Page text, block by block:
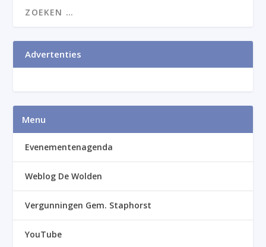
Advertenties
Menu
Evenementenagenda
Weblog De Wolden
Vergunningen Gem. Staphorst
YouTube